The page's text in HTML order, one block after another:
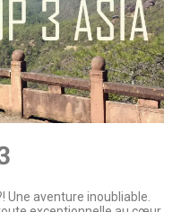
Une aventure inoubliable.